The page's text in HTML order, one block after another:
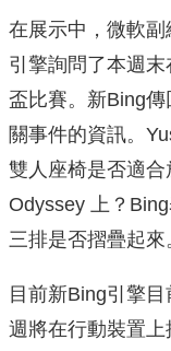
在展示中，微軟
引擎詢問了本週
盃比賽。新Bing
關事件的資訊。
雙人座椅是否適
Odyssey 上？
三排是否摺疊起來
目前新Bing引擎
週將在行動裝置